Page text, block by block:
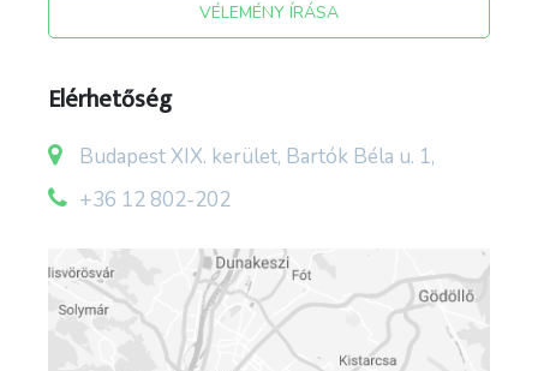
forrás: 19.kerulet.ittlakunk.hu/holmi/kultura-
szorakozas/szekelyorszag-tunderkertje-
VÉLEMÉNY ÍRÁSA
Elérhetőség
Budapest XIX. kerület, Bartók Béla u. 1,
+36 12 802-202